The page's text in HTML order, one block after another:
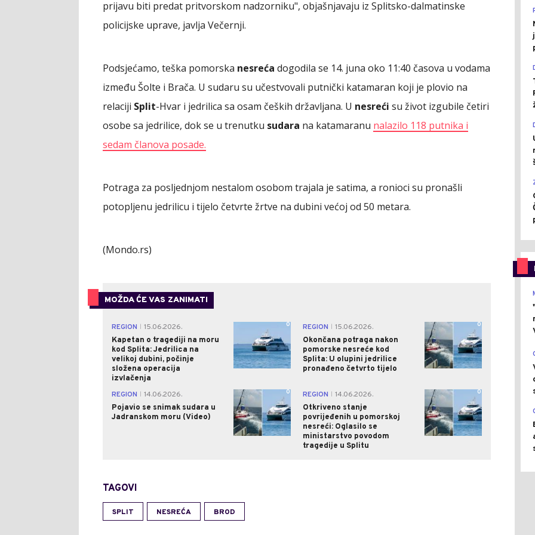
prijavu biti predat pritvorskom nadzorniku", objašnjavaju iz Splitsko-dalmatinske
policijske uprave, javlja Večernji.
Podsjećamo, teška pomorska nesreća dogodila se 14. juna oko 11:40 časova u vodama
između Šolte i Brača. U sudaru su učestvovali putnički katamaran koji je plovio na
relaciji Split-Hvar i jedrilica sa osam čeških državljana. U nesreći su život izgubile četiri
osobe sa jedrilice, dok se u trenutku sudara na katamaranu nalazilo 118 putnika i
sedam članova posade.
Potraga za posljednjom nestalom osobom trajala je satima, a ronioci su pronašli
potopljenu jedrilicu i tijelo četvrte žrtve na dubini većoj od 50 metara.
(Mondo.rs)
MOŽDA ĆE VAS ZANIMATI
REGION
15.06.2026.
Kapetan o tragediji na moru
kod Splita: Jedrilica na
velikoj dubini, počinje
složena operacija
izvlačenja
0 REGION
15.06.2026.
Okončana potraga nakon
pomorske nesreće kod
Splita: U olupini jedrilice
pronađeno četvrto tijelo
0
REGION
14.06.2026.
Pojavio se snimak sudara u
Jadranskom moru (Video)
0 REGION
14.06.2026.
Otkriveno stanje
povrijeđenih u pomorskoj
nesreći: Oglasilo se
ministarstvo povodom
tragedije u Splitu
0
TAGOVI
SPLIT NESREĆA BROD